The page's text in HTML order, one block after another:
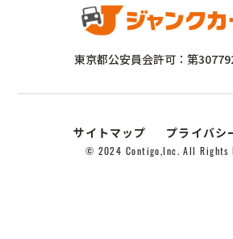
東京都公安員会許可：第
サイトマップ プライバシ
© 2024 Contigo,Inc. All Rights